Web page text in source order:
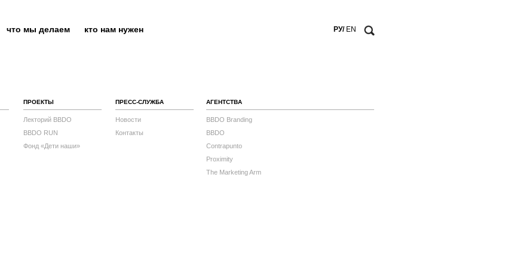
что мы делаем кто нам нужен РУ/ EN
ПРОЕКТЫ
Лекторий BBDO
BBDO RUN
Фонд «Дети наши»
ПРЕСС-СЛУЖБА
Новости
Контакты
АГЕНТСТВА
BBDO Branding
BBDO
Contrapunto
Proximity
The Marketing Arm